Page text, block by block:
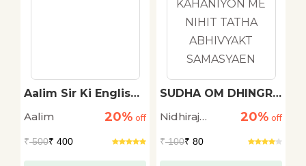
Aalim Sir Ki English
Aalim
20% off
₹500₹ 400
SUDHA OM DHINGRA
NIHIT TATHA
SAMASYAEN
Nidhiraj
20% off
₹100₹ 80